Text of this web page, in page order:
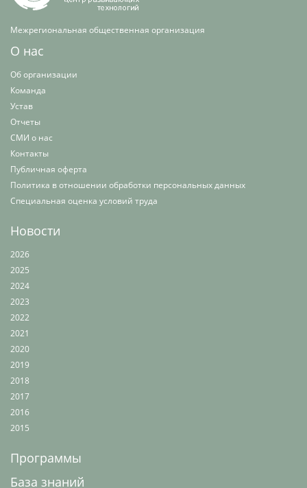
Межрегиональная общественная организация
О нас
Об организации
Команда
Устав
Отчеты
СМИ о нас
Контакты
Публичная оферта
Политика в отношении обработки персональных данных
Специальная оценка условий труда
Новости
2026
2025
2024
2023
2022
2021
2020
2019
2018
2017
2016
2015
Программы
База знаний